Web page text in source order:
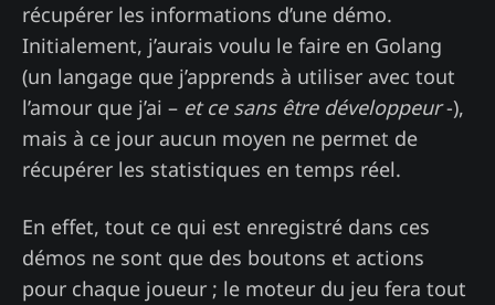
récupérer les informations d’une démo.
Initialement, j’aurais voulu le faire en Golang
(un langage que j’apprends à utiliser avec tout
l’amour que j’ai – et ce sans être développeur-),
mais à ce jour aucun moyen ne permet de
récupérer les statistiques en temps réel.
En effet, tout ce qui est enregistré dans ces
démos ne sont que des boutons et actions
pour chaque joueur ; le moteur du jeu fera tout